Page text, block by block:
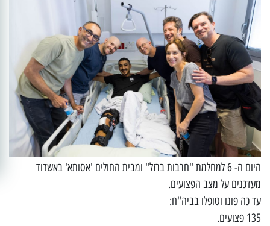
היום ה- 6 למחלמת "חרבות ברזל" ומבית החולים 'אסותא' באשדוד
מעדכנים על מצב הפצועים.
עד כה פונו וטופלו בביה"ח:
135 פצועים.